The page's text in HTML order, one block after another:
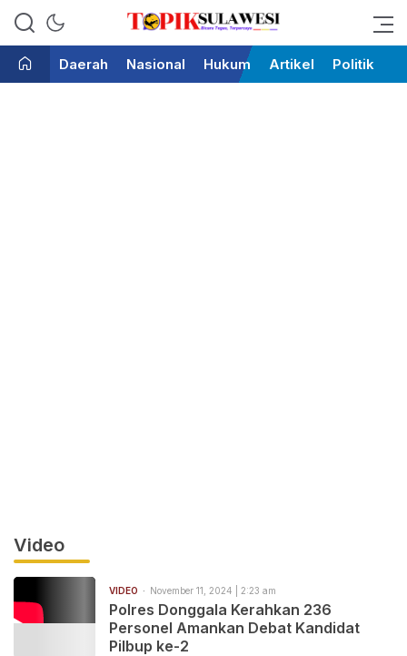
Topik Sulawesi
Bicara Tegas Terpercaya
Daerah
Nasional Hukum Artikel Politik
Video
VIDEO November 11, 2024 | 2:23 am
Polres Donggala Kerahkan 236
Personel Amankan Debat Kandidat
Pilbup ke-2